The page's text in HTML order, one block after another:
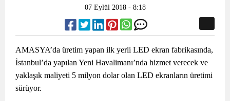
07 Eylül 2018 - 8:18
AMASYA’da üretim yapan ilk yerli LED ekran fabrikasında,
İstanbul’da yapılan Yeni Havalimanı’nda hizmet verecek ve
yaklaşık maliyeti 5 milyon dolar olan LED ekranların üretimi
sürüyor.